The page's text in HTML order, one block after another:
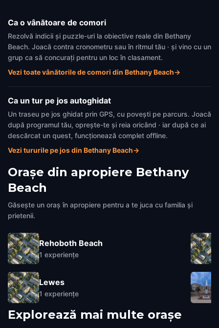
Ca o vânătoare de comori
Rezolvă indicii și puzzle-uri la obiective reale din Bethany
Beach. Joacă contra cronometru sau în ritmul tău · și vino cu un
grup ca să concurați pentru un loc în clasament.
Vezi toate vânătorile de comori din Bethany Beach→
Ca un tur pe jos autoghidat
Un traseu pe jos ghidat prin GPS, cu povești pe parcurs. Joacă
după programul tău, oprește-te și reia oricând · iar după ce ai
descărcat un quest, funcționează complet offline.
Vezi tururile pe jos din Bethany Beach→
Orașe din apropiere Bethany
Beach
Găsește un oraș în apropiere pentru a te juca cu familia și
prietenii.
Rehoboth Beach
1 experiențe
Lewes
1 experiențe
Explorează mai multe orașe